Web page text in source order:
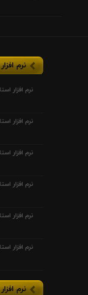
نرم
نرم افزار
نرم افزار
نرم افزار استارست
نرم افزار
نرم افزار
نرم افزار
نرم